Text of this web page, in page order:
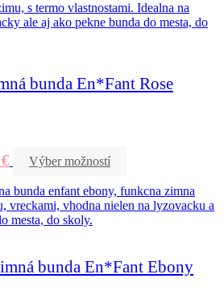
bunda En*Fant Rose
€
Výber možností
bunda En*Fant Ebony